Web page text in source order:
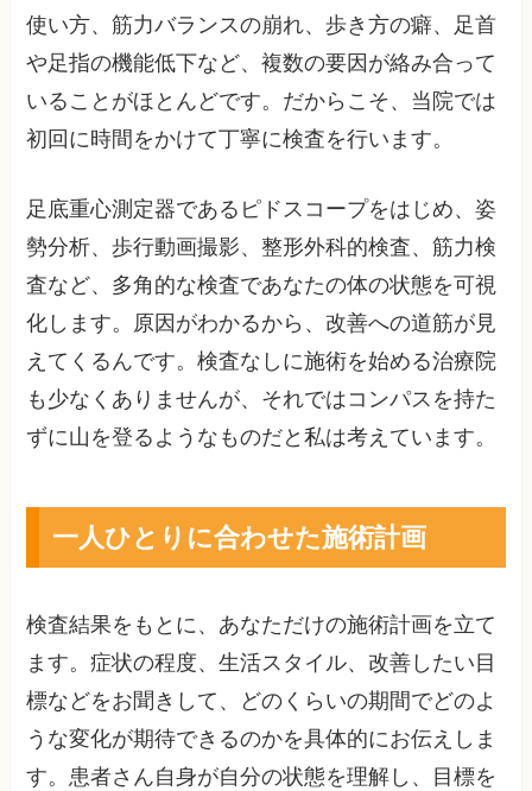
使い方、筋力バランスの崩れ、歩き方の癖、足首
や足指の機能低下など、複数の要因が絡み合って
いることがほとんどです。だからこそ、当院では
初回に時間をかけて丁寧に検査を行います。
足底重心測定器であるピドスコープをはじめ、姿
勢分析、歩行動画撮影、整形外科的検査、筋力検
査など、多角的な検査であなたの体の状態を可視
化します。原因がわかるから、改善への道筋が見
えてくるんです。検査なしに施術を始める治療院
も少なくありませんが、それではコンパスを持た
ずに山を登るようなものだと私は考えています。
一人ひとりに合わせた施術計画
検査結果をもとに、あなただけの施術計画を立て
ます。症状の程度、生活スタイル、改善したい目
標などをお聞きして、どのくらいの期間でどのよ
うな変化が期待できるのかを具体的にお伝えしま
す。患者さん自身が自分の状態を理解し、目標を